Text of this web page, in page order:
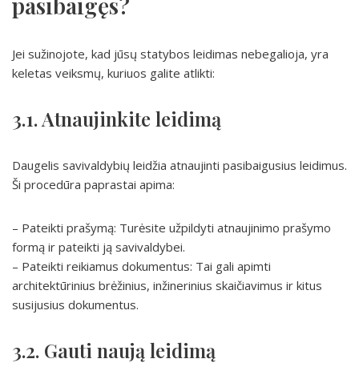
Jei sužinojote, kad jūsų statybos leidimas nebegalioja, yra
keletas veiksmų, kuriuos galite atlikti:
3.1. Atnaujinkite leidimą
Daugelis savivaldybių leidžia atnaujinti pasibaigusius leidimus.
Ši procedūra paprastai apima:
– Pateikti prašymą: Turėsite užpildyti atnaujinimo prašymo
formą ir pateikti ją savivaldybei.
– Pateikti reikiamus dokumentus: Tai gali apimti
architektūrinius brėžinius, inžinerinius skaičiavimus ir kitus
susijusius dokumentus.
3.2. Gauti naują leidimą